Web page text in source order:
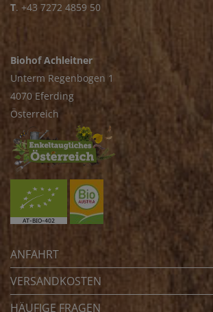
T. +43 7272 4859 50
Biohof Achleitner
Unterm Regenbogen 1
4070 Eferding
Österreich
ANFAHRT
VERSANDKOSTEN
HÄUFIGE FRAGEN